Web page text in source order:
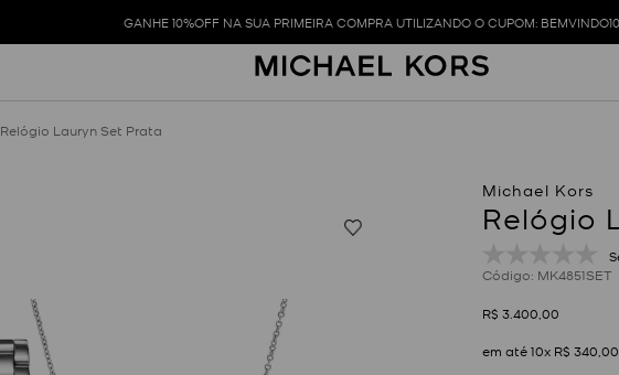
GANHE 10%OFF NA SUA PRIMEIRA COMPRA UTILIZANDO O CUPOM: BEMVINDO10
Relógio Lauryn Set Prata
Relógio
: MK4851SET
R$ 3400 00
em até10x R$ 340 00